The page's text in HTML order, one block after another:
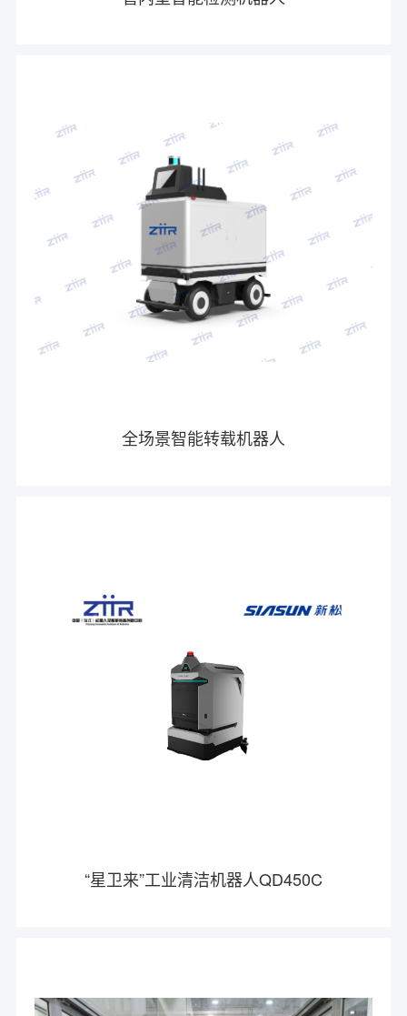
全场景智能转载机器人
“星卫来”工业清洁机器人QD450C